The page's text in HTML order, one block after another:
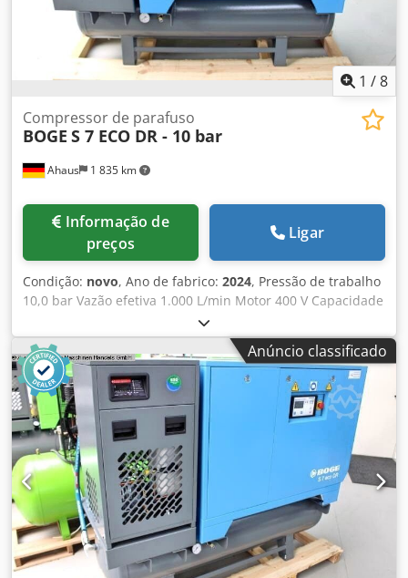
1 /8
Ahaus 1 835 km
Compressor de parafuso
BOGE S 7 ECO DR - 10 bar
preços
Ligar
Condição: novo, Ano de fabrico: 2024, Pressão de trabalho
10,0 bar Vazão efetiva 1.000 L/min Motor 400 V Capacidade
do reservatório 250 litros Peso da máquina aprox. 410 kg.
Demanda total de potência 7,5 kW Dimensões C-L-A 1915 x
650 x 1640 mm Máquina de exposição / nunca esteve em
uso Dedpfx Ajxaby Nsgxjck Nova linha de modelos BOGE
SOLID ~ Preço de tabela: 9.450 euros / Preço especial sob
consulta Fabricado na Alemanha Equipamentos: - com
reservatório e secador / pronto para uso imediato -
controle microprocessado SOLID base control - sensor de
pressão de rede - sistema de acionamento por correia -
baixa temperatura do ar comprimido graças ao eficiente
pós-resfriador - reservatório de ar comprimido montado
horizontalmente abaixo - inclui secador de ar comprimido
por refrigeração * funcionamento automático com pré e
pós-filtros (instalados) (também disponível com 7,5 bar)
Anúncio classificado